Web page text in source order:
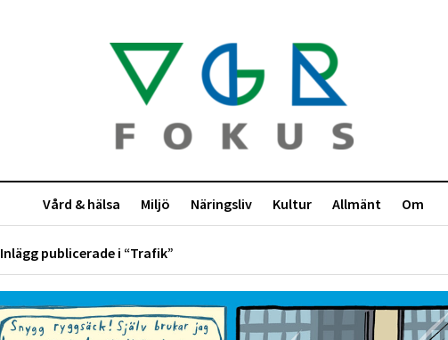
Vård & hälsa Miljö Näringsliv Kultur Allmänt Om
Inlägg publicerade i “Trafik”